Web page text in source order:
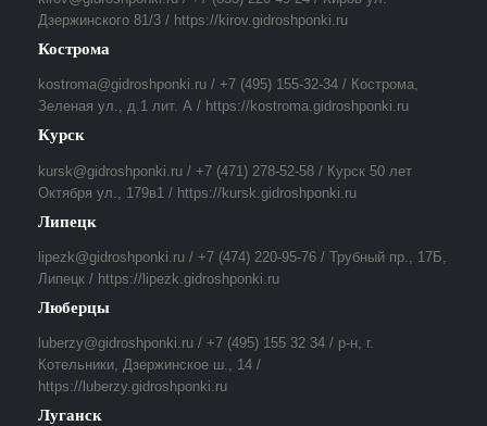
Дзержинского 81/3 / https://kirov.gidroshponki.ru
Кострома
kostroma@gidroshponki.ru / +7 (495) 155-32-34 / Кострома,
Зеленая ул., д.1 лит. А / https://kostroma.gidroshponki.ru
Курск
kursk@gidroshponki.ru / +7 (471) 278-52-58 / Курск 50 лет
Октября ул., 179в1 / https://kursk.gidroshponki.ru
Липецк
lipezk@gidroshponki.ru / +7 (474) 220-95-76 / Трубный пр., 17Б,
Липецк / https://lipezk.gidroshponki.ru
Люберцы
luberzy@gidroshponki.ru / +7 (495) 155 32 34 / р-н, г.
Котельники, Дзержинское ш., 14 /
https://luberzy.gidroshponki.ru
Луганск